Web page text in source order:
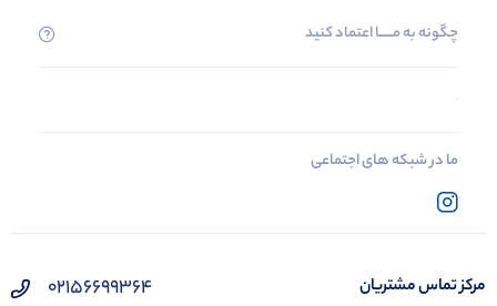
چگونه به مــــــا اعتماد کنید
ما در شبکه های اجتماعی
مرکز تماس مشتریان 02156699364